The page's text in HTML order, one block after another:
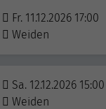
Fr. 11.12.2026 17:00
Weiden
Sa. 12.12.2026 15:00
Weiden